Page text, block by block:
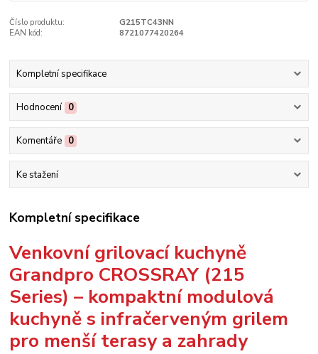
Číslo produktu:
G215TC43NN
EAN kód:
8721077420264
Kompletní specifikace
Hodnocení 0
Komentáře 0
Ke stažení
Kompletní specifikace
Venkovní grilovací kuchyně
Grandpro CROSSRAY (215
Series) – kompaktní modulová
kuchyně s infračerveným grilem
pro menší terasy a zahrady